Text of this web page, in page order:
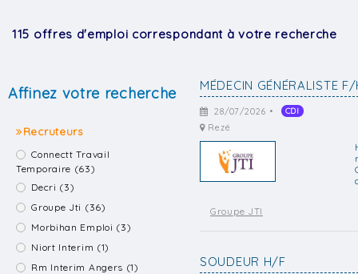
115 offres d'emploi correspondant à votre recherche
Affinez votre recherche
Recruteurs
Connectt Travail
Temporaire (63)
Decri (3)
Groupe Jti (36)
Morbihan Emploi (3)
Niort Interim (1)
Rm Interim Angers (1)
MÉDECIN GÉNÉRALISTE
28/07/2026 • CDI
Rezé
Groupe JTI
SOUDEUR H/F